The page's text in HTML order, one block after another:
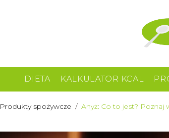
DIETA KALKULATOR KCAL
Produkty spożywcze / Anyż: Co to jest? Poznaj